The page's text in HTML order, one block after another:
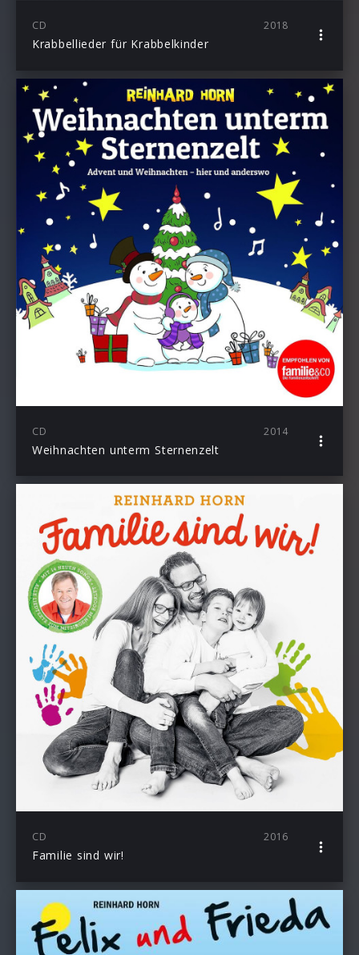
CD 2018
Krabbellieder für Krabbelkinder
CD 2014
Weihnachten unterm Sternenzelt
CD 2016
Familie sind wir!